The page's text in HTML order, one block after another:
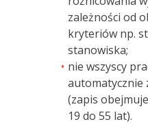
zależności od
kryteriów np.
stanowiska;
nie wszyscy
automatycznie
(zapis
19 do 55 lat).